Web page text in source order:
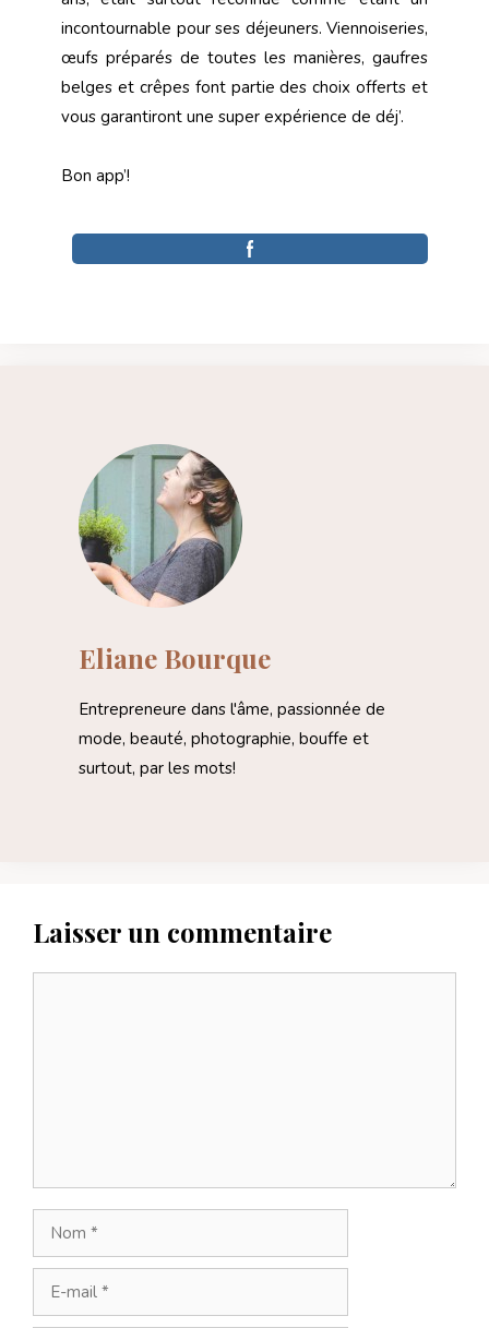
incontournable pour ses déjeuners. Viennoiseries,
œufs préparés de toutes les manières, gaufres
belges et crêpes font partie des choix offerts et
vous garantiront une super expérience de déj’.
Bon app’!
Eliane Bourque
Entrepreneure dans l'âme, passionnée de
mode, beauté, photographie, bouffe et
surtout, par les mots!
Laisser un commentaire
Nom
mail